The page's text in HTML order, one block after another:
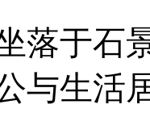
落于石
与生活